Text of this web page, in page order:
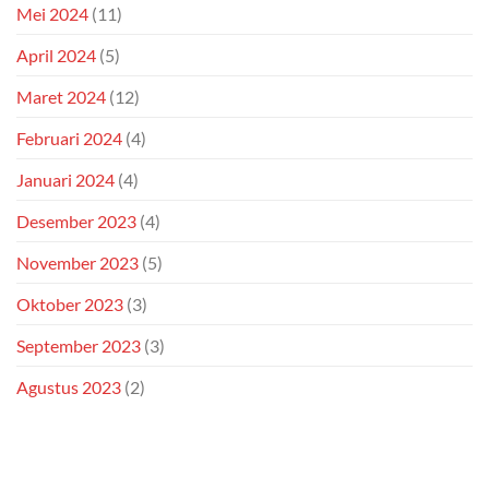
Mei 2024 (11)
April 2024 (5)
Maret 2024 (12)
Februari 2024 (4)
Januari 2024 (4)
Desember 2023 (4)
November 2023 (5)
Oktober 2023 (3)
September 2023 (3)
Agustus 2023 (2)